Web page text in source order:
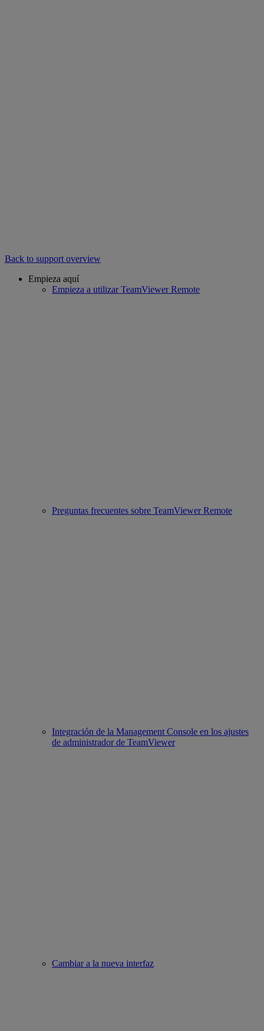
Back to support overview
Empieza aquí
Empieza a utilizar TeamViewer Remote
Preguntas frecuentes sobre TeamViewer Remote
Integración de la Management Console en los ajustes
de administrador de TeamViewer
Cambiar a la nueva interfaz